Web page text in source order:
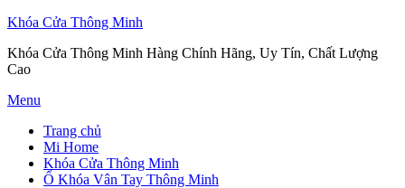
Khóa Cửa Thông Minh
Khóa Cửa Thông Minh Hàng Chính Hãng, Uy Tín, Chất Lượng
Cao
Skip
content
Menu
Trang chủ
Mi Home
Khóa Cửa Thông Minh
Ổ Khóa Vân Tay Thông Minh